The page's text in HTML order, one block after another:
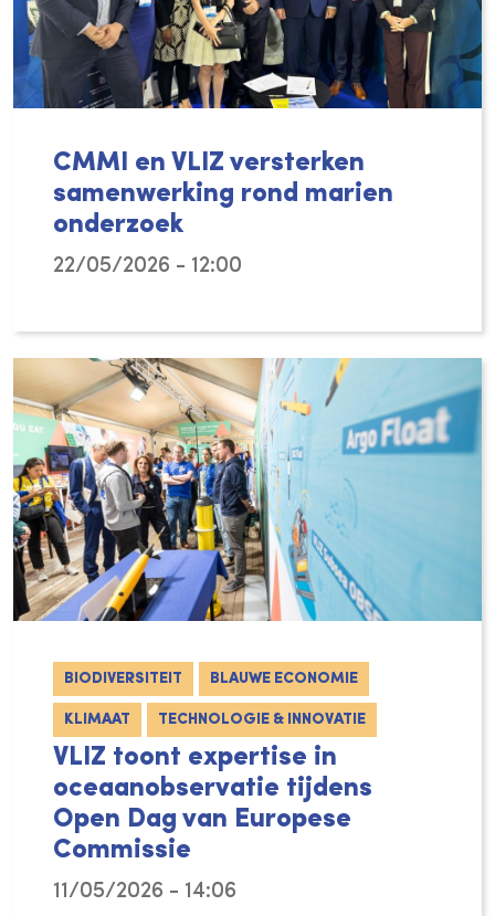
CMMI en VLIZ versterken
samenwerking rond marien
onderzoek
22/05/2026 - 12:00
BIODIVERSITEIT BLAUWE ECONOMIE
KLIMAAT TECHNOLOGIE & INNOVATIE
VLIZ toont expertise in
oceaanobservatie tijdens
Open Dag van Europese
Commissie
11/05/2026 - 14:06